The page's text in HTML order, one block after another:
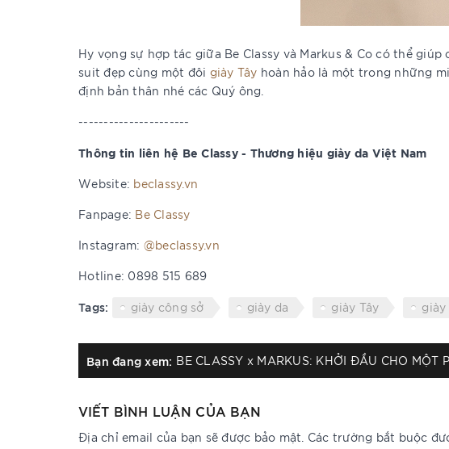
Hy vọng sự hợp tác giữa Be Classy và Markus & Co có thể
suit đẹp cùng một đôi giày Tây hoàn hảo là một trong những
định bản thân nhé các Quý ông.
----------------------
Thông tin liên hệ Be Classy - Thương hiệu giày da Việt Nam
Website: beclassy.vn
Fanpage: Be Classy
Instagram: @beclassy.vn
Hotline: 0898 515 689
Tags: giày công sở giày da giày Tây giày
Bạn đang xem:
VIẾT BÌNH LUẬN CỦA BẠN
Địa chỉ email của bạn sẽ được bảo mật. Các trường bắt buộc